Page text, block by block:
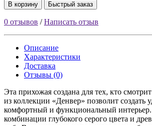
В корзину Быстрый заказ
0 отзывов /Написать отзыв
Описание
Характеристики
Доставка
Отзывы (0)
Эта прихожая создана для тех, кто
из коллекции «Денвер» позволит создать
комфортный и функциональный интерьер.
комбинации глубокого серого цвета и